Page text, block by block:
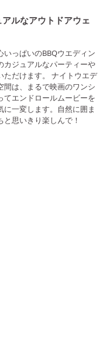
ルなアウトドアウェ
っぱいのBBQウエディン
カジュアルなパーティーや
ただけます。 ナイトウエデ
間は、まるで映画のワンシ
てエンドロールムービーを
一変します。自然に囲ま
思いきり楽しんで！